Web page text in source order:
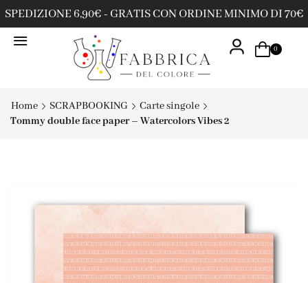
SPEDIZIONE 6,90€ - GRATIS CON ORDINE MINIMO DI 70€
0
Home SCRAPBOOKING
Carte singole
Tommy double face paper – Watercolors Vibes 2